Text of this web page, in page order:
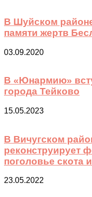
В Шуйском
памяти жертв
03.09.2020
В «Юнармию»
города Тейково
15.05.2023
В Вичугском
реконструирует
поголовье скота
23.05.2022